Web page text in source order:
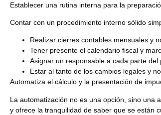
Establecer una rutina interna para la
Contar con un procedimiento interno sólido
Realizar cierres contables mensuales y
Tener presente el calendario fiscal y
Asignar un responsable a cada parte
Estar al tanto de los cambios legales y
Automatiza el cálculo y la presentación de
La automatización no es una opción, sino una
y ofrece la tranquilidad de saber que se están